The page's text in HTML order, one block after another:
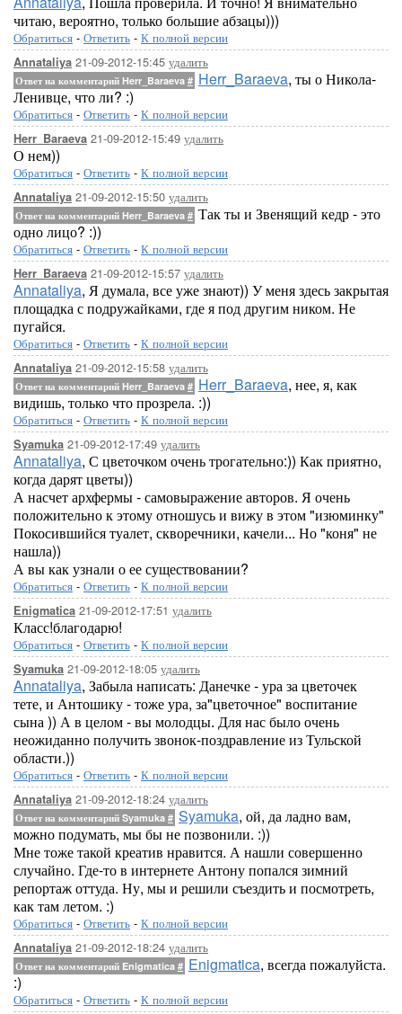
читаю, вероятно, только большие абзацы)))
Обратиться - Ответить - К полной версии
Annataliya 21-09-2012-15:45 удалить
Ответ на комментарий Herr_Baraeva # Herr_Baraeva, ты о Никола-
Ленивце, что ли? :)
Обратиться - Ответить - К полной версии
Herr_Baraeva 21-09-2012-15:49 удалить
О нем))
Обратиться - Ответить - К полной версии
Annataliya 21-09-2012-15:50 удалить
Ответ на комментарий Herr_Baraeva # Так ты и Звенящий кедр - это
одно лицо? :))
Обратиться - Ответить - К полной версии
Herr_Baraeva 21-09-2012-15:57 удалить
Annataliya, Я думала, все уже знают)) У меня здесь закрытая
площадка с подружайками, где я под другим ником. Не
пугайся.
Обратиться - Ответить - К полной версии
Annataliya 21-09-2012-15:58 удалить
Ответ на комментарий Herr_Baraeva # Herr_Baraeva, нее, я, как
видишь, только что прозрела. :))
Обратиться - Ответить - К полной версии
Syamuka 21-09-2012-17:49 удалить
Annataliya, С цветочком очень трогательно:)) Как приятно,
когда дарят цветы))
А насчет архфермы - самовыражение авторов. Я очень
положительно к этому отношусь и вижу в этом "изюминку"
Покосившийся туалет, скворечники, качели... Но "коня" не
нашла))
А вы как узнали о ее существовании?
Обратиться - Ответить - К полной версии
Enigmatica 21-09-2012-17:51 удалить
Класс!благодарю!
Обратиться - Ответить - К полной версии
Syamuka 21-09-2012-18:05 удалить
Annataliya, Забыла написать: Данечке - ура за цветочек
тете, и Антошику - тоже ура, за"цветочное" воспитание
сына )) А в целом - вы молодцы. Для нас было очень
неожиданно получить звонок-поздравление из Тульской
области.))
Обратиться - Ответить - К полной версии
Annataliya 21-09-2012-18:24 удалить
Ответ на комментарий Syamuka # Syamuka, ой, да ладно вам,
можно подумать, мы бы не позвонили. :))
Мне тоже такой креатив нравится. А нашли совершенно
случайно. Где-то в интернете Антону попался зимний
репортаж оттуда. Ну, мы и решили съездить и посмотреть,
как там летом. :)
Обратиться - Ответить - К полной версии
Annataliya 21-09-2012-18:24 удалить
Ответ на комментарий Enigmatica # Enigmatica, всегда пожалуйста.
:)
Обратиться - Ответить - К полной версии